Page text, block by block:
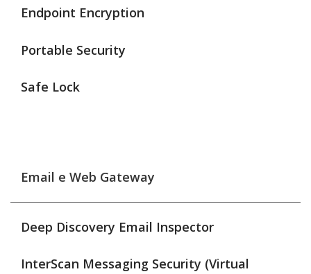
Endpoint Encryption
Portable Security
Safe Lock
Email e Web Gateway
Deep Discovery Email Inspector
InterScan Messaging Security (Virtual